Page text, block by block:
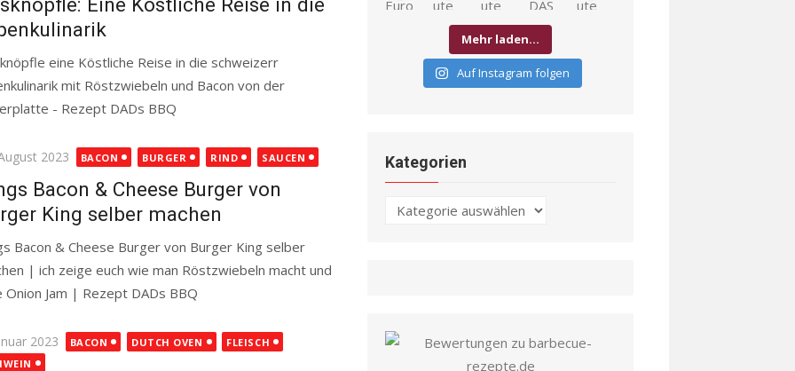
eine Köstliche Reise in die schweizerr
mit Röstzwiebeln und Bacon von der
- Rezept DADs BBQ
2023 BACON BURGER RIND SAUCEN
Bacon & Cheese Burger von
King selber machen
Bacon & Cheese Burger von Burger King selber
| ich zeige euch wie man Röstzwiebeln macht und
Onion Jam | Rezept DADs BBQ
2023 BACON DUTCH OVEN
FLEISCH
Mehr laden…
Auf Instagram folgen
Kategorien
Kategorien